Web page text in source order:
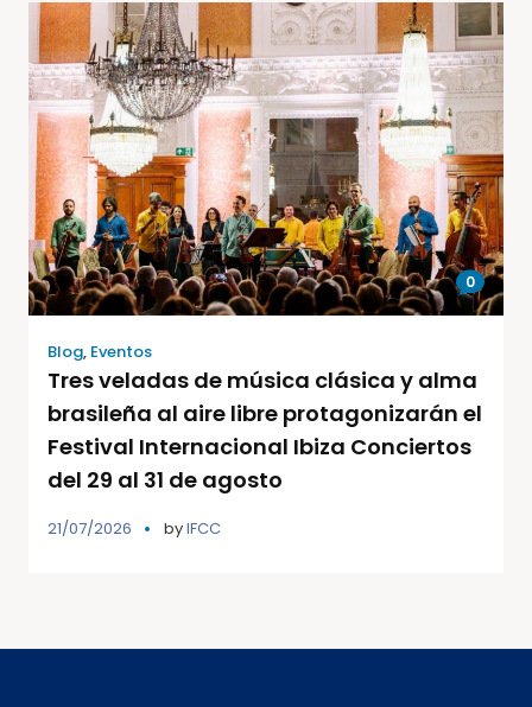
0
Blog, Eventos
Tres veladas de música clásica y alma
brasileña al aire libre protagonizarán el
Festival Internacional Ibiza Conciertos
del 29 al 31 de agosto
21/07/2026 byIFCC